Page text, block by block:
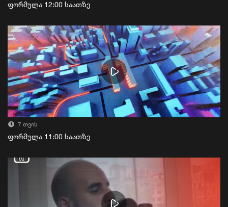
ფორმულა 12:00 საათზე
7 თვის
ფორმულა 11:00 საათზე